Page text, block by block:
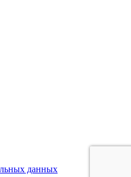
данных